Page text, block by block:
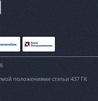
положениями статьи 437 ГК